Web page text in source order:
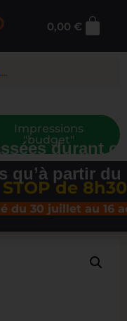
0,00 €
Impressions
"budget"
de 8h30
30 juillet au 16
durant
qu’à partir du